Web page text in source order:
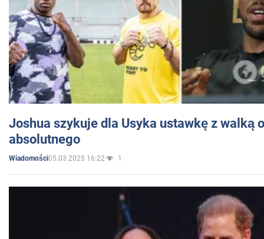
Joshua szykuje dla Usyka ustawkę z walką
absolutnego
Wiadomości05.03.2025 16:22 1